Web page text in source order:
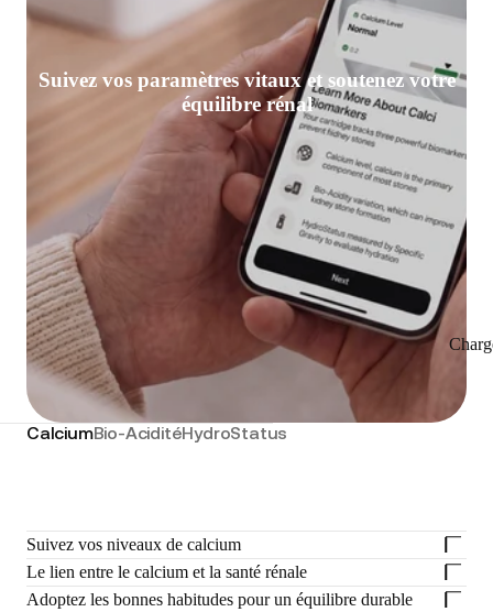
Suivez vos paramètres vitaux et soutenez votre
équilibre rénal
CalciumBio-AciditéHydroStatus
Suivez vos niveaux de calcium
Le lien entre le calcium et la santé rénale
Adoptez les bonnes habitudes pour un équilibre durable